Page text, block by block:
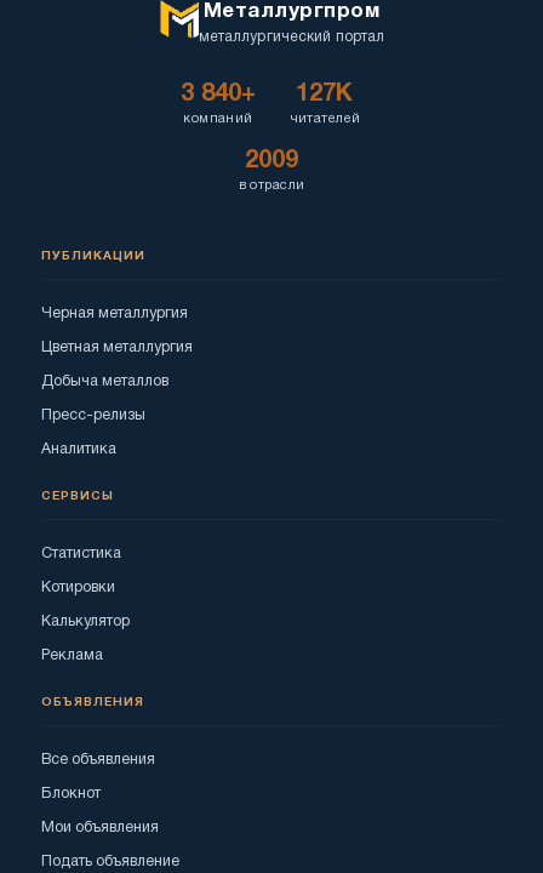
Металлургпром
металлургический портал
3 840+
компаний
127K
читателей
2009
в отрасли
ПУБЛИКАЦИИ
Черная металлургия
Цветная металлургия
Добыча металлов
Пресс-релизы
Аналитика
СЕРВИСЫ
Статистика
Котировки
Калькулятор
Реклама
ОБЪЯВЛЕНИЯ
Все объявления
Блокнот
Мои объявления
Подать объявление